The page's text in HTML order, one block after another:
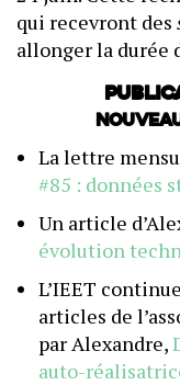
qui recevront des
allonger la durée
La lettre
#85 : données
Un article
évolution
L’IEET
articles de
par Alexandre,
auto-